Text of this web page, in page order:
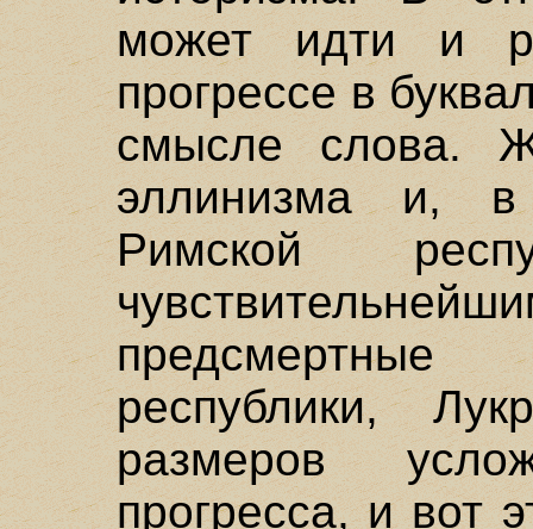
может идти и
прогрессе в
смысле слова.
эллинизма и, в
Римской
республики,
размеров
прогресса, и вот